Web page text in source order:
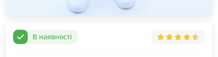
В наявності